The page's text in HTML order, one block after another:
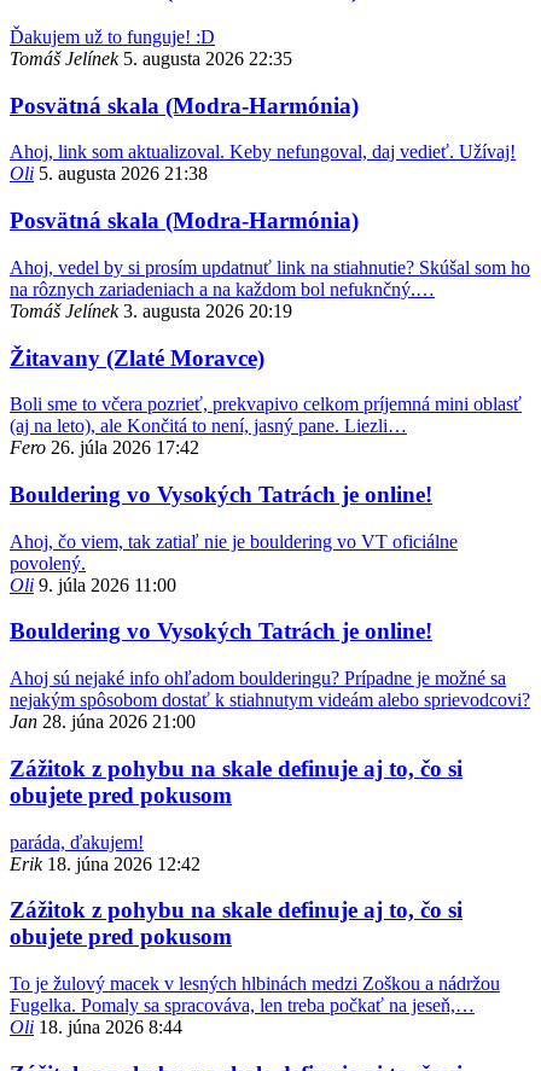
Ďakujem už to funguje! :D
Tomáš Jelínek 5. augusta 2026 22:35
Posvätná skala (Modra-Harmónia)
Ahoj, link som aktualizoval. Keby nefungoval, daj vedieť. Užívaj!
Oli 5. augusta 2026 21:38
Posvätná skala (Modra-Harmónia)
Ahoj, vedel by si prosím updatnuť link na stiahnutie? Skúšal som ho
na rôznych zariadeniach a na každom bol nefuknčný.…
Tomáš Jelínek 3. augusta 2026 20:19
Žitavany (Zlaté Moravce)
Boli sme to včera pozrieť, prekvapivo celkom príjemná mini oblasť
(aj na leto), ale Končitá to není, jasný pane. Liezli…
Fero 26. júla 2026 17:42
Bouldering vo Vysokých Tatrách je online!
Ahoj, čo viem, tak zatiaľ nie je bouldering vo VT oficiálne
povolený.
Oli 9. júla 2026 11:00
Bouldering vo Vysokých Tatrách je online!
Ahoj sú nejaké info ohľadom boulderingu? Prípadne je možné sa
nejakým spôsobom dostať k stiahnutym videám alebo sprievodcovi?
Jan 28. júna 2026 21:00
Zážitok z pohybu na skale definuje aj to, čo si
obujete pred pokusom
paráda, ďakujem!
Erik 18. júna 2026 12:42
Zážitok z pohybu na skale definuje aj to, čo si
obujete pred pokusom
To je žulový macek v lesných hlbinách medzi Zoškou a nádržou
Fugelka. Pomaly sa spracováva, len treba počkať na jeseň,…
Oli 18. júna 2026 8:44